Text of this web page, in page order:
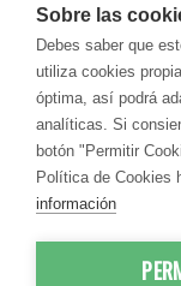
Sobre las
Debes saber que
utiliza cookies
óptima, así podrá
analíticas. Si
botón "Permitir
Política de Cookies
información